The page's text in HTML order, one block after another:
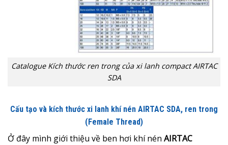
Catalogue Kích thước ren trong của xi lanh compact AIRTAC
SDA
Cấu tạo và kích thước xi lanh khí nén AIRTAC SDA, ren trong
(Female Thread)
Ở đây mình giới thiệu về ben hơi khí nén AIRTAC